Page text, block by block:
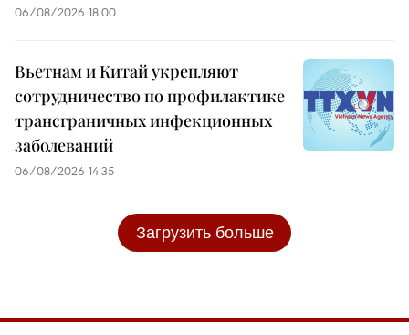
06/08/2026 18:00
Вьетнам и Китай укрепляют
сотрудничество по профилактике
трансграничных инфекционных
заболеваний
06/08/2026 14:35
Загрузить больше